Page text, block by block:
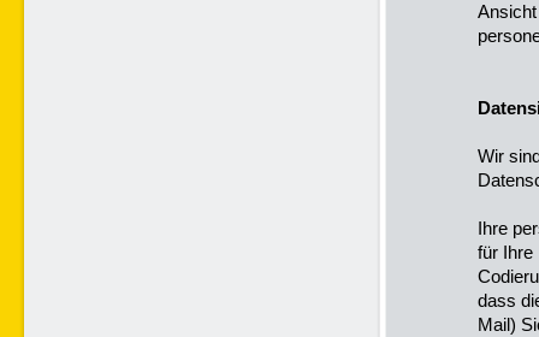
Wir
Ihre
für Ihre
dass
Mail)